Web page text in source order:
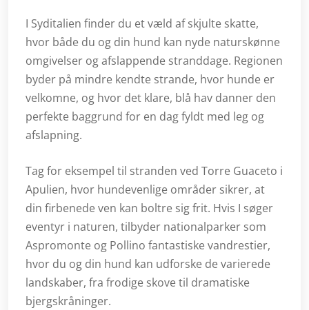
I Syditalien finder du et væld af skjulte skatte,
hvor både du og din hund kan nyde naturskønne
omgivelser og afslappende stranddage. Regionen
byder på mindre kendte strande, hvor hunde er
velkomne, og hvor det klare, blå hav danner den
perfekte baggrund for en dag fyldt med leg og
afslapning.
Tag for eksempel til stranden ved Torre Guaceto i
Apulien, hvor hundevenlige områder sikrer, at
din firbenede ven kan boltre sig frit. Hvis I søger
eventyr i naturen, tilbyder nationalparker som
Aspromonte og Pollino fantastiske vandrestier,
hvor du og din hund kan udforske de varierede
landskaber, fra frodige skove til dramatiske
bjergskråninger.